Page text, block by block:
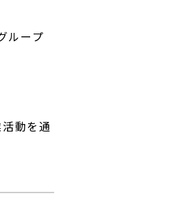
ループ
動を通